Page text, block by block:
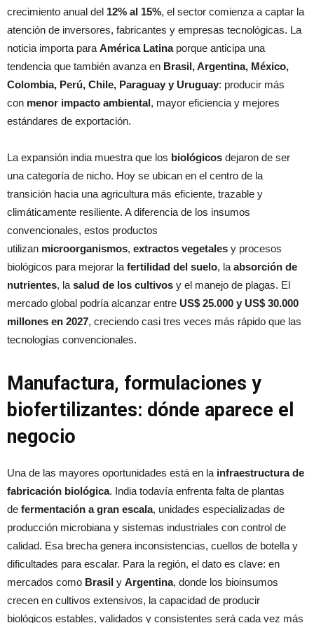
crecimiento anual del 12% al 15%, el sector comienza a captar la
atención de inversores, fabricantes y empresas tecnológicas. La
noticia importa para América Latinaporque anticipa una
tendencia que también avanza en Brasil, Argentina, México,
Colombia, Perú, Chile, Paraguay y Uruguay: producir más
con menor impacto ambiental, mayor eficiencia y mejores
estándares de exportación.
La expansión india muestra que los biológicos dejaron de ser
una categoría de nicho. Hoy se ubican en el centro de la
transición hacia una agricultura más eficiente, trazable y
climáticamente resiliente. A diferencia de los insumos
convencionales, estos productos
utilizan microorganismos, extractos vegetales y procesos
biológicos para mejorar la fertilidad del suelo, la absorción de
nutrientes, la salud de los cultivos y el manejo de plagas. El
mercado global podría alcanzar entre US$ 25.000 y US$ 30.000
millones en 2027, creciendo casi tres veces más rápido que las
tecnologías convencionales.
Manufactura, formulaciones y
biofertilizantes: dónde aparece el
negocio
Una de las mayores oportunidades está en la infraestructura de
fabricación biológica. India todavía enfrenta falta de plantas
de fermentación a gran escala, unidades especializadas de
producción microbiana y sistemas industriales con control de
calidad. Esa brecha genera inconsistencias, cuellos de botella y
dificultades para escalar. Para la región, el dato es clave: en
mercados como Brasil y Argentina, donde los bioinsumos
crecen en cultivos extensivos, la capacidad de producir
biológicos estables, validados y consistentes será cada vez más